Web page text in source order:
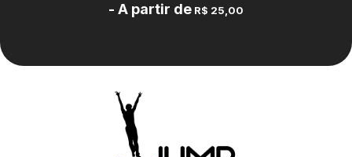
- A partir de R$ 25,00